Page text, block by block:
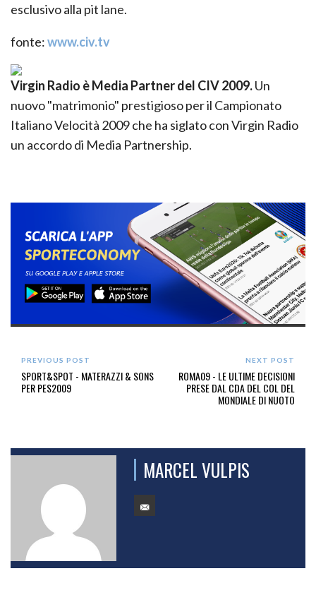
esclusivo alla pit lane.
fonte:www.civ.tv
Virgin Radio è Media Partner del CIV 2009.Un
nuovo "matrimonio" prestigioso per il Campionato
Italiano Velocità 2009 che ha siglato con Virgin Radio
un accordo di Media Partnership.
PREVIOUS POST
SPORT&SPOT - MATERAZZI & SONS
PER PES2009
NEXT POST
ROMA09 - LE ULTIME DECISIONI
PRESE DAL CDA DEL COL DEL
MONDIALE DI NUOTO
MARCEL VULPIS